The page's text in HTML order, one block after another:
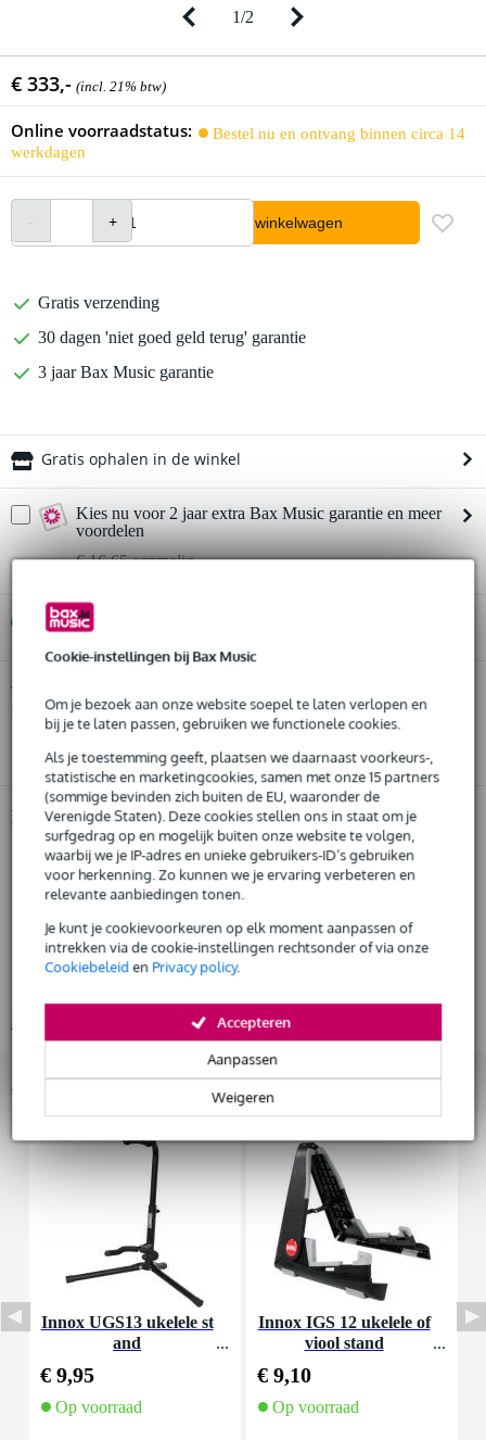
Cookie-instellingen bij Bax Music
Om je bezoek aan onze website soepel te laten verlopen en
bij je te laten passen, gebruiken we functionele cookies.
Als je toestemming geeft, plaatsen we daarnaast voorkeurs-,
statistische en marketingcookies, samen met onze 15 partners
(sommige bevinden zich buiten de EU, waaronder de
Verenigde Staten). Deze cookies stellen ons in staat om je
surfgedrag op en mogelijk buiten onze website te volgen,
waarbij we je IP-adres en unieke gebruikers-ID’s gebruiken
voor herkenning. Zo kunnen we je ervaring verbeteren en
relevante aanbiedingen tonen.
Je kunt je cookievoorkeuren op elk moment aanpassen of
intrekken via de cookie-instellingen rechtsonder of via onze
Cookiebeleiden Privacy policy.
Weigeren
Aanpassen
Accepteren
1/2
€ 333,- (incl. 21% btw)
Online voorraadstatus:
Bestel nu en ontvang binnen circa 14
werkdagen
In winkelwagen
Gratis verzending
30 dagen 'niet goed geld terug' garantie
3 jaar Bax Music garantie
Gratis ophalen in de winkel
Kies nu voor 2 jaar extra Bax Music garantie en meer
voordelen
€ 16,65 eenmalig
Huur dit product
Huur meerdere producten tegelijk: min. € 300,- en max.
€ 2.500,-
Gratis
thuisbezorgd of op te halen in de winkel
Al na 4 maanden maandelijks opzegbaar
De mogelijkheid om je product(en) met korting te kopen
Snelle vervanging door Bax Music bij een defect
Huur dit product
Twijfel je of de
met gigbagbij je past? Doe de check.
Productinformatie
guitarlele
Tiger Series
formaat: guitarlele
bovenblad: gevlamd mahonie
Bekijk alle productspecificaties
Accessoires (6)
Innox UGS13 ukelele st
and
€ 9,95
Op voorraad
Innox IGS 12 ukelele of
viool stand
€ 9,10
Op voorraad